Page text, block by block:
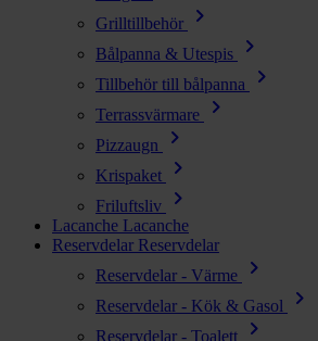
Grilltillbehör chevron_right
Bålpanna & Utespis chevron_right
Tillbehör till bålpanna chevron_right
Terrassvärmare chevron_right
Pizzaugn chevron_right
Krispaket chevron_right
Friluftsliv chevron_right
Lacanche Lacanche
Reservdelar Reservdelar
Reservdelar - Värme
chevron_right
Reservdelar - Kök & Gasol chevron_right
Reservdelar - Toalett chevron_right